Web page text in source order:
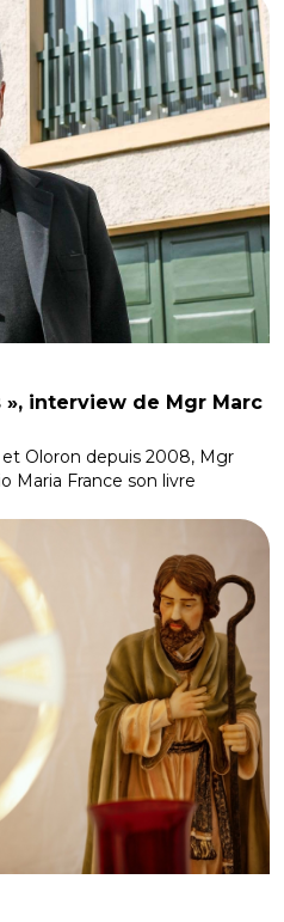
», interview de Mgr Marc
Oloron depuis 2008, Mgr
Maria France son livre